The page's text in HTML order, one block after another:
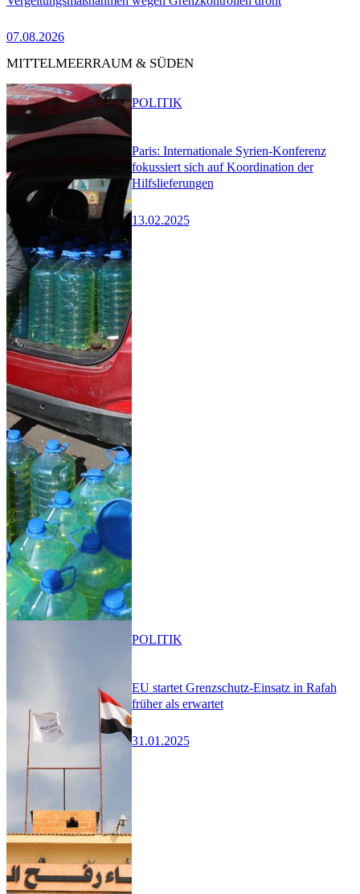
07.08.2026
MITTELMEERRAUM & SÜDEN
Paris: Internationale Syrien-Konferenz
fokussiert sich auf Koordination der
Hilfslieferungen
13.02.2025
POLITIK
EU startet Grenzschutz-Einsatz in Rafah
früher als erwartet
31.01.2025
POLITIK